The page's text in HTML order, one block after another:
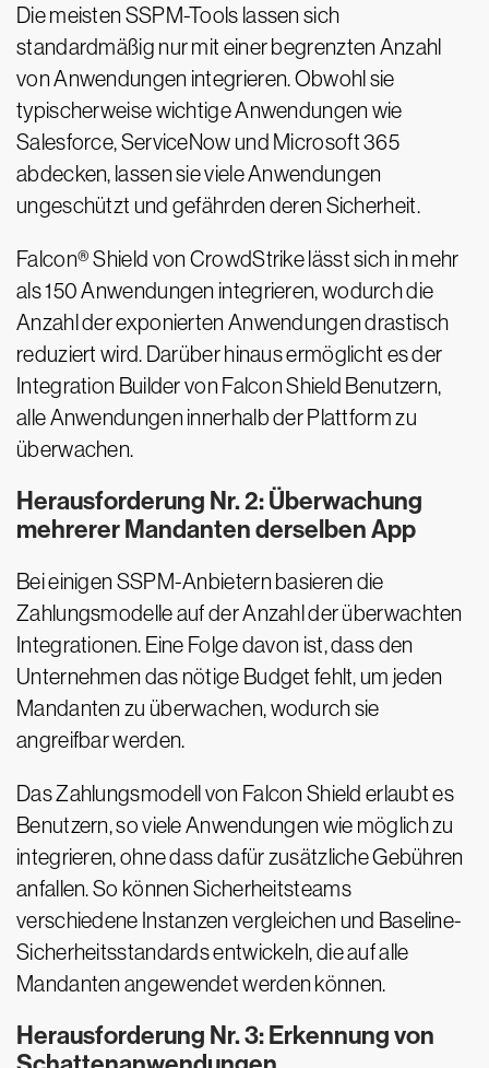
Die meisten SSPM-Tools lassen sich
standardmäßig nur mit einer begrenzten Anzahl
von Anwendungen integrieren. Obwohl sie
typischerweise wichtige Anwendungen wie
Salesforce, ServiceNow und Microsoft 365
abdecken, lassen sie viele Anwendungen
ungeschützt und gefährden deren Sicherheit.
Falcon® Shield von CrowdStrike lässt sich in mehr
als 150 Anwendungen integrieren, wodurch die
Anzahl der exponierten Anwendungen drastisch
reduziert wird. Darüber hinaus ermöglicht es der
Integration Builder von Falcon Shield Benutzern,
alle Anwendungen innerhalb der Plattform zu
überwachen.
Herausforderung Nr. 2: Überwachung
mehrerer Mandanten derselben App
Bei einigen SSPM-Anbietern basieren die
Zahlungsmodelle auf der Anzahl der überwachten
Integrationen. Eine Folge davon ist, dass den
Unternehmen das nötige Budget fehlt, um jeden
Mandanten zu überwachen, wodurch sie
angreifbar werden.
Das Zahlungsmodell von Falcon Shield erlaubt es
Benutzern, so viele Anwendungen wie möglich zu
integrieren, ohne dass dafür zusätzliche Gebühren
anfallen. So können Sicherheitsteams
verschiedene Instanzen vergleichen und Baseline-
Sicherheitsstandards entwickeln, die auf alle
Mandanten angewendet werden können.
Herausforderung Nr. 3: Erkennung von